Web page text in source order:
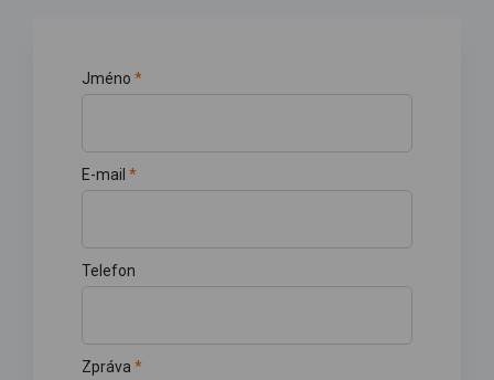
Jméno *
E-mail *
Telefon
Zpráva *